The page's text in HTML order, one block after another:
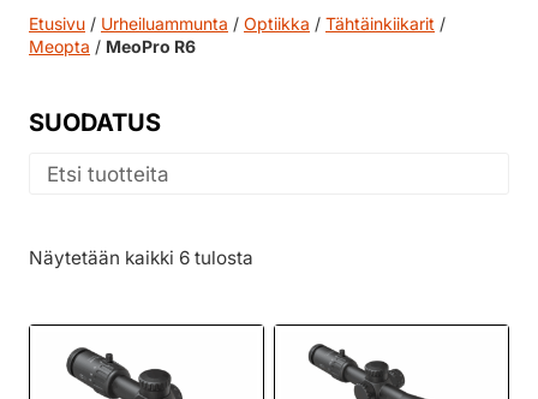
Näytetään kaikki 6 tulosta
Etusivu / Urheiluammunta / Optiikka / Tähtäinkiikarit /
Meopta / MeoPro R6
SUODATUS